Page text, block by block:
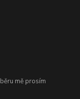
mě prosím